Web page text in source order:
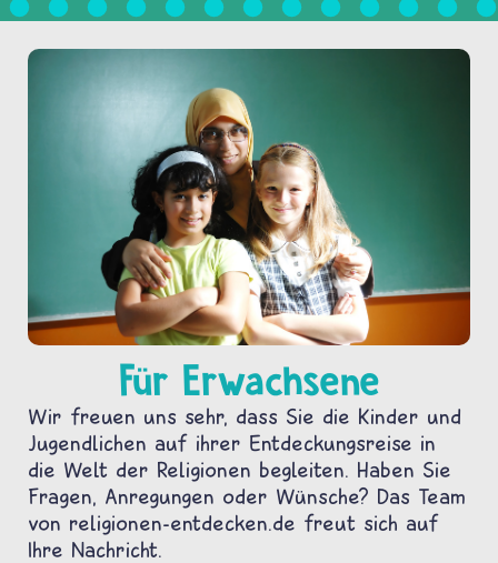
Für Erwachsene
Wir freuen uns sehr, dass Sie die Kinder und
Jugendlichen auf ihrer Entdeckungsreise in
die Welt der Religionen begleiten. Haben Sie
Fragen, Anregungen oder Wünsche? Das Team
von religionen-entdecken.de freut sich auf
Ihre Nachricht.